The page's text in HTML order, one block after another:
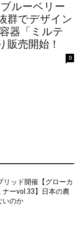
ルーベリー
群でデザイン
器「ミルテ
販売開始！
0
リッド開催【グローカ
ナーvol.33】日本の農
いのか